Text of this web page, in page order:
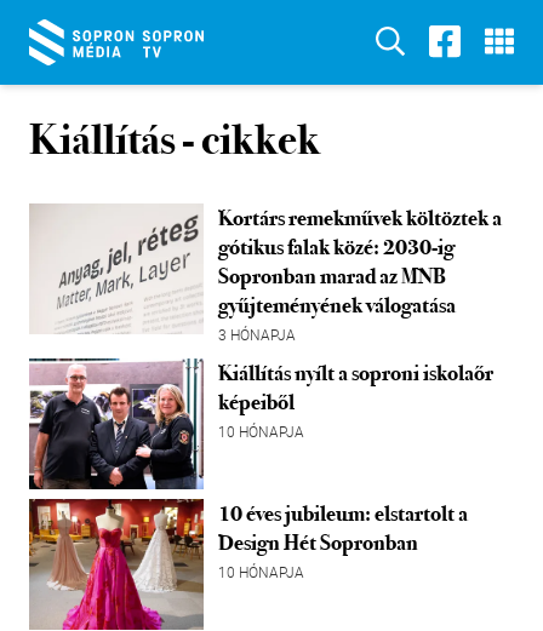
Kiállítás- cikkek
Kortárs remekművek költöztek a
gótikus falak közé: 2030-ig
Sopronban marad az MNB
gyűjteményének válogatása
3 HÓNAPJA
Kiállítás nyílt a soproni iskolaőr
képeiből
10 HÓNAPJA
10 éves jubileum: elstartolt a
Design Hét Sopronban
10 HÓNAPJA